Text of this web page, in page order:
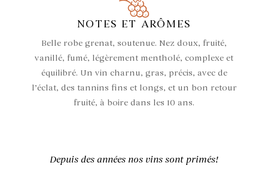
NOTES ET ARÔMES
Belle robe grenat, soutenue. Nez doux, fruité,
vanillé, fumé, légèrement mentholé, complexe et
équilibré. Un vin charnu, gras, précis, avec de
l’éclat, des tannins fins et longs, et un bon retour
fruité, à boire dans les 10 ans.
Depuis des années nos vins sont primés!